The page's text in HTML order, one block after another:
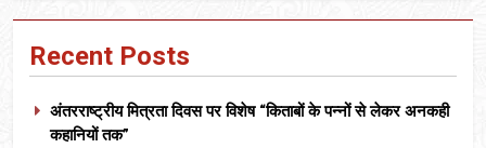
Recent Posts
अंतरराष्ट्रीय मित्रता दिवस पर विशेष “किताबों के पन्नों से लेकर अनकही
कहानियों तक”